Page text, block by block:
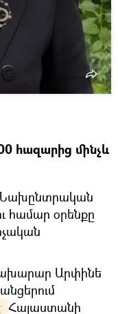
հազարից մինչև
համար օրենքը
Արփինե
Հայաստանի